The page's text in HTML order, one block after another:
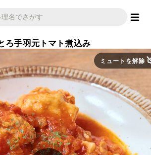
ろ手羽元トマト煮込み
ミュートを解除